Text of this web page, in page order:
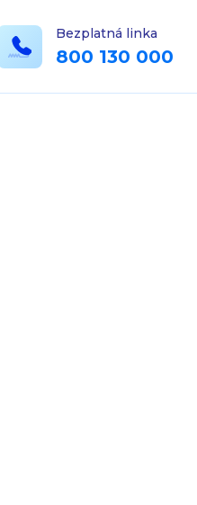
Bezplatná linka
800 130 000